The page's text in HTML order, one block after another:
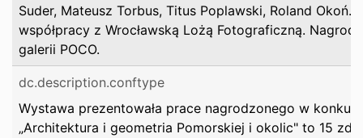
Suder, Mateusz Torbus, Titus Poplawski, Roland Okoń.
współpracy z Wrocławską Lożą Fotograficzną.
galerii POCO.
dc.description.conftype
Wystawa prezentowała prace nagrodzonego w
„Architektura i geometria Pomorskiej i okolic" to 15